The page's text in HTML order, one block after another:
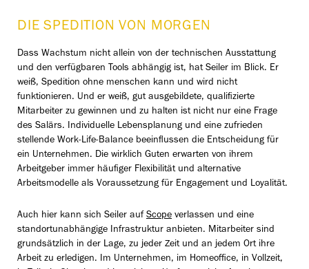
DIE SPEDITION VON MORGEN
Dass Wachstum nicht allein von der technischen Ausstattung
und den verfügbaren Tools abhängig ist, hat Seiler im Blick. Er
weiß, Spedition ohne menschen kann und wird nicht
funktionieren. Und er weiß, gut ausgebildete, qualifizierte
Mitarbeiter zu gewinnen und zu halten ist nicht nur eine Frage
des Salärs. Individuelle Lebensplanung und eine zufrieden
stellende Work-Life-Balance beeinflussen die Entscheidung für
ein Unternehmen. Die wirklich Guten erwarten von ihrem
Arbeitgeber immer häufiger Flexibilität und alternative
Arbeitsmodelle als Voraussetzung für Engagement und Loyalität.
Auch hier kann sich Seiler auf Scope verlassen und eine
standortunabhängige Infrastruktur anbieten. Mitarbeiter sind
grundsätzlich in der Lage, zu jeder Zeit und an jedem Ort ihre
Arbeit zu erledigen. Im Unternehmen, im Homeoffice, in Vollzeit,